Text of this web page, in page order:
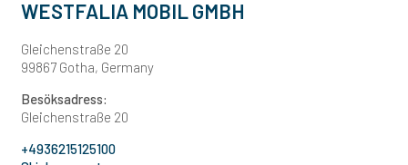
WESTFALIA MOBIL GMBH
Gleichenstraße 20
99867 Gotha, Germany
Besöksadress:
Gleichenstraße 20
+4936215125100